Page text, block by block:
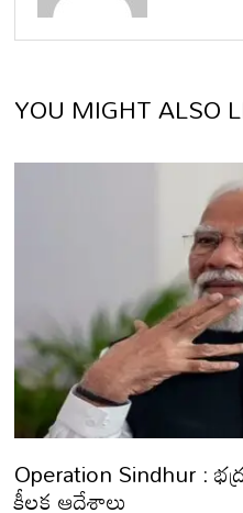
YOU MIGHT ALSO
Operation Sindhur :
కీలక ఆదేశాలు